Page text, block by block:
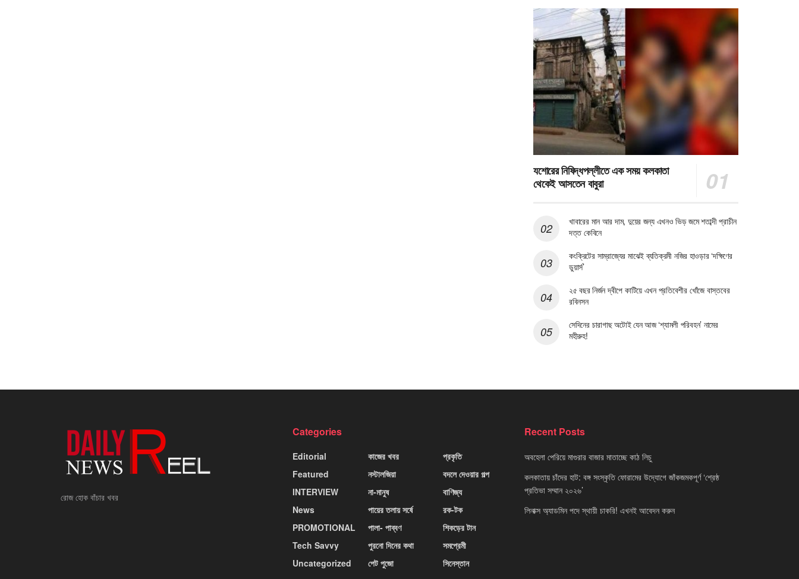
যশোরের নিষিদ্ধপল্লীতে এক সময় কলকাতা
থেকেই আসতেন বাবুরা
খাবারের মান আর দাম, দুয়ের জন্য এখনও ভিড় জমে শতাব্দী প্রাচীন
দত্ত কেবিনে
কংক্রিটের সাম্রাজ্যের মাঝেই ব্যতিক্রমী নজির হাওড়ার ‘দক্ষিণের
ডুয়ার্স’
২৫ বছর নির্জন দ্বীপে কাটিয়ে এখন প্রতিবেশীর খোঁজে বাস্তবের
রবিনসন
সেদিনের চারাগাছ অটোই যেন আজ ‘শ্যামলী পরিবহন’ নামের
মহীরুহ!
রোজ হোক বাঁচার খবর
Categories
Editorial
Featured
INTERVIEW
News
PROMOTIONAL
Tech Savvy
Uncategorized
কাজের খবর
নস্টালজিয়া
না-মানুষ
পায়ের তলায় সর্ষে
পালা- পাব্বণ
পুরনো দিনের কথা
পেট পুজো
প্রকৃতি
বদলে দেওয়ার গল্প
বাণিজ্য
রক-টক
শিকড়ের টান
সমপ্রেমী
সিনেস্তান
Recent Posts
অবহেলা পেরিয়ে মাগুরার বাজার মাতাচ্ছে কাঠ লিচু
কলকাতায় চাঁদের হাট: বঙ্গ সংস্কৃতি ফোরামের উদ্যোগে জাঁকজমকপূর্ণ ‘শ্রেষ্ঠ
প্রতিভা সম্মান ২০২৬’
লিনাক্স অ্যাডমিন পদে স্থায়ী চাকরি! এখনই আবেদন করুন